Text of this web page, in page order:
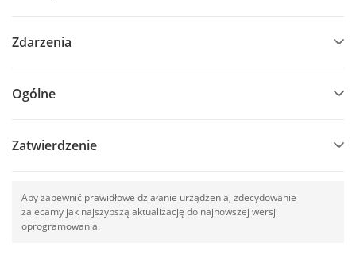
Zdarzenia
Ogólne
Zatwierdzenie
Aby zapewnić prawidłowe działanie urządzenia, zdecydowanie
zalecamy jak najszybszą aktualizację do najnowszej wersji
oprogramowania.